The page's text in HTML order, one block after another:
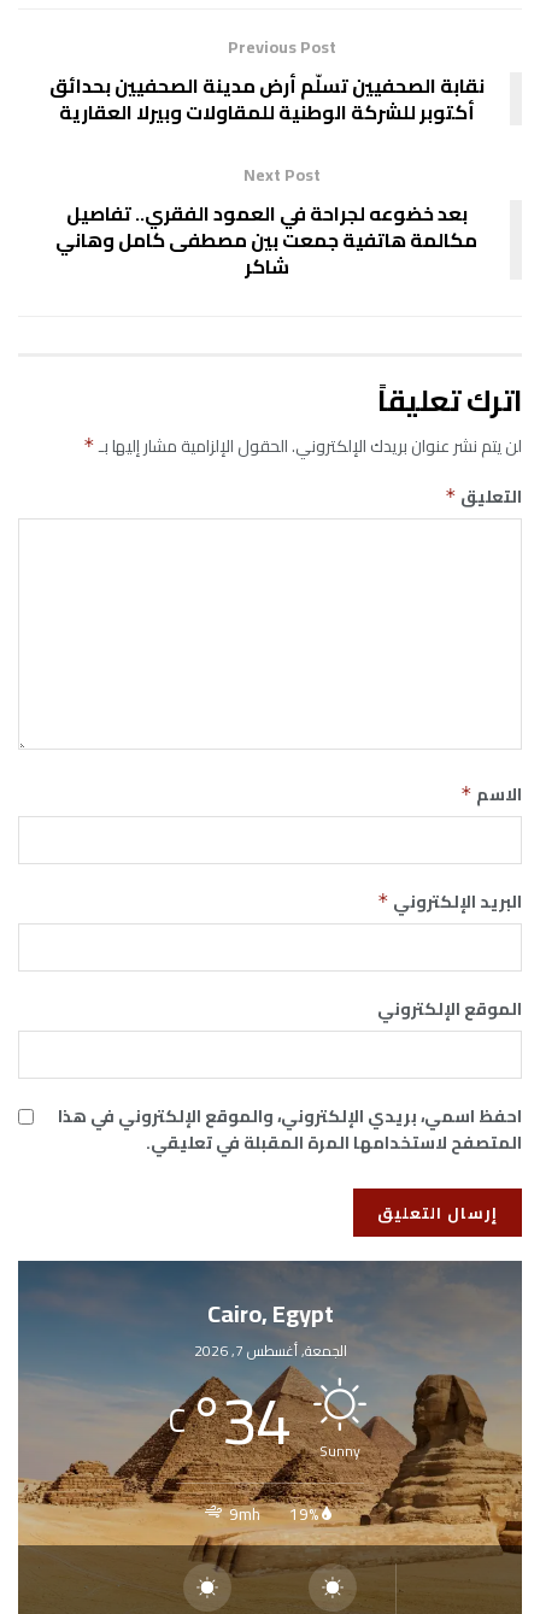
Previous Post
نقابة الصحفيين تسلّم أرض مدينة الصحفيين بحدائق
أكتوبر للشركة الوطنية للمقاولات وبيرلا العقارية
Next Post
بعد خضوعه لجراحة في العمود الفقري.. تفاصيل
مكالمة هاتفية جمعت بين مصطفى كامل وهاني
شاكر
اترك تعليقاً
لن يتم نشر عنوان بريدك الإلكتروني.الحقول الإلزامية مشار إليها بـ*
التعليق *
الاسم *
البريد الإلكتروني *
الموقع الإلكتروني
احفظ اسمي، بريدي الإلكتروني، والموقع الإلكتروني في هذا
المتصفح لاستخدامها المرة المقبلة في تعليقي.
Cairo, Egypt
الجمعة, أغسطس 7, 2026
Sunny
34
°
C
19%
9mh